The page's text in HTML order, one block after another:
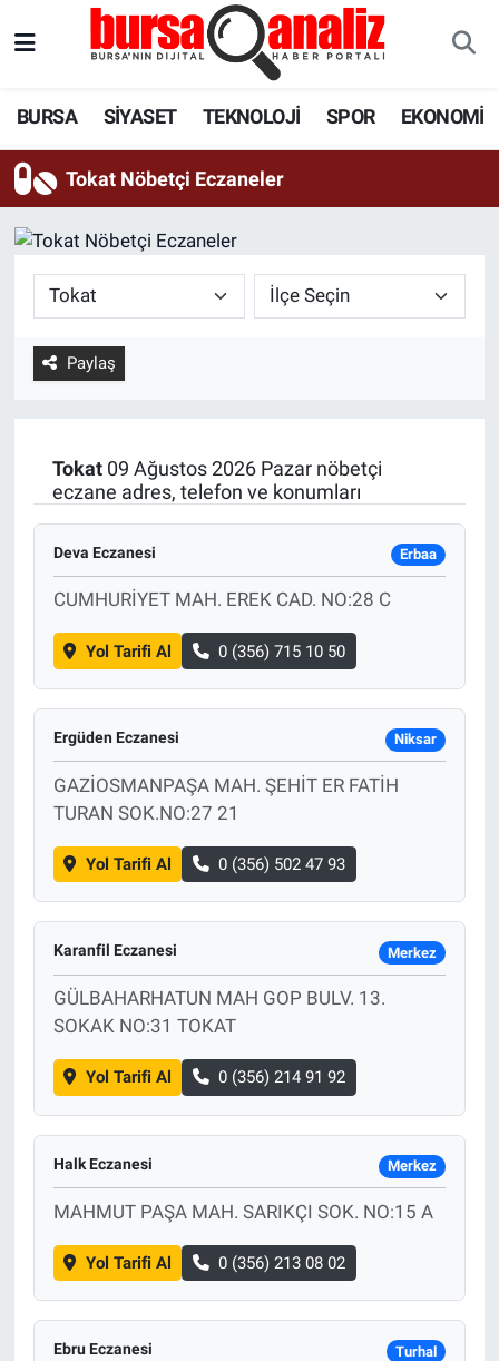
BURSA SİYASET TEKNOLOJİ SPOR EKONOMİ
Tokat Nöbetçi Eczaneler
Paylaş
Tokat09 Ağustos 2026 Pazar nöbetçi
eczane adres, telefon ve konumları
Deva Eczanesi Erbaa
CUMHURİYET MAH. EREK CAD. NO:28 C
Yol Tarifi Al 0 (356) 715 10 50
Ergüden Eczanesi Niksar
GAZİOSMANPAŞA MAH. ŞEHİT ER FATİH
TURAN SOK.NO:27 21
Yol Tarifi Al 0 (356) 502 47 93
Karanfil Eczanesi Merkez
GÜLBAHARHATUN MAH GOP BULV. 13.
SOKAK NO:31 TOKAT
Yol Tarifi Al 0 (356) 214 91 92
Halk Eczanesi Merkez
MAHMUT PAŞA MAH. SARIKÇI SOK. NO:15 A
Yol Tarifi Al 0 (356) 213 08 02
Ebru Eczanesi Turhal
SPOR
EKONOMİ
SAĞLIK
BLOG
Süper Lig Puan Durumu ve Fikstür
Tüm Manşetler
Son Dakika Haberleri